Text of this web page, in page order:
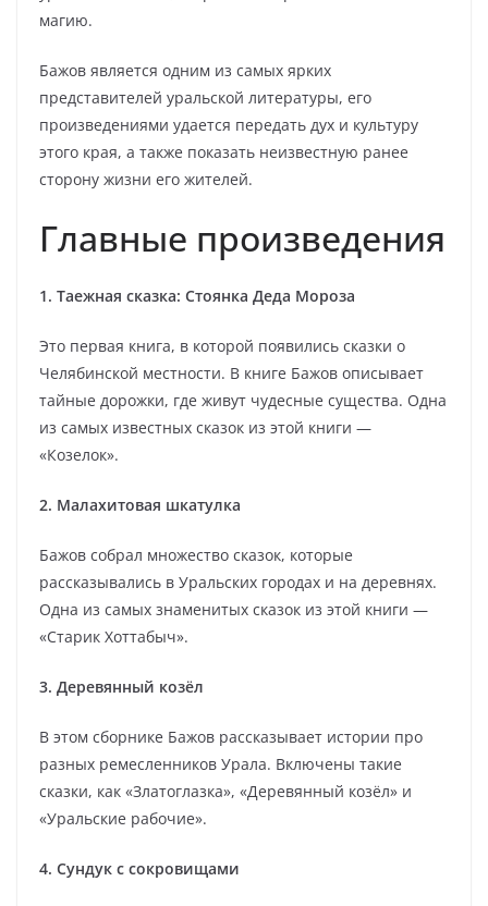
магию.
Бажов является одним из самых ярких
представителей уральской литературы, его
произведениями удается передать дух и культуру
этого края, а также показать неизвестную ранее
сторону жизни его жителей.
Главные произведения
1. Таежная сказка: Стоянка Деда Мороза
Это первая книга, в которой появились сказки о
Челябинской местности. В книге Бажов описывает
тайные дорожки, где живут чудесные существа. Одна
из самых известных сказок из этой книги —
«Козелок».
2. Малахитовая шкатулка
Бажов собрал множество сказок, которые
рассказывались в Уральских городах и на деревнях.
Одна из самых знаменитых сказок из этой книги —
«Старик Хоттабыч».
3. Деревянный козёл
В этом сборнике Бажов рассказывает истории про
разных ремесленников Урала. Включены такие
сказки, как «Златоглазка», «Деревянный козёл» и
«Уральские рабочие».
4. Сундук с сокровищами